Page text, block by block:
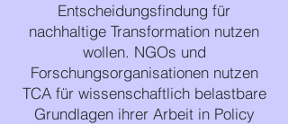
Entscheidungsfindung für
nachhaltige Transformation nutzen
wollen. NGOs und
Forschungsorganisationen nutzen
TCA für wissenschaftlich belastbare
Grundlagen ihrer Arbeit in Policy